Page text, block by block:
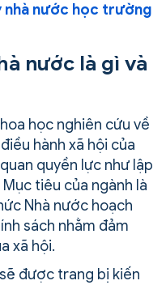
nhà nước học trường
nước là gì và
học nghiên cứu về
hành xã hội của
quyền lực như lập
tiêu của ngành là
Nhà nước hoạch
sách nhằm đảm
xã hội.
được trang bị kiến